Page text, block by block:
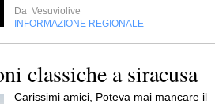
Da Vesuviolive
INFORMAZIONE REGIONALE
classiche a siracusa
Carissimi amici, Poteva mai mancare il